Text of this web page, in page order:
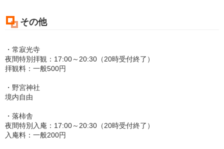
その他
・常寂光寺
夜間特別拝観：17:00～20:30（20時受付終了）
拝観料：一般500円
・野宮神社
境内自由
・落柿舎
夜間特別入庵：17:00～20:30（20時受付終了）
入庵料：一般200円